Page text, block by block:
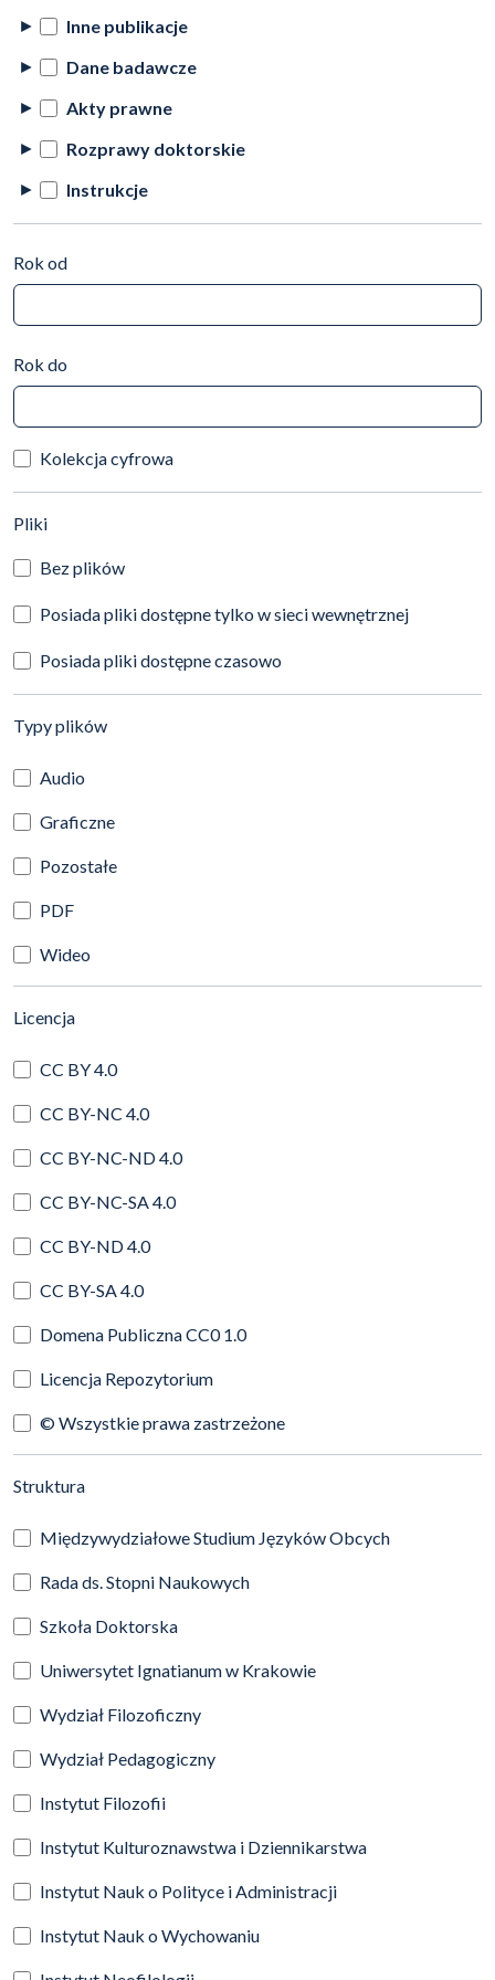
Inne publikacje
Dane badawcze
Akty prawne
Rozprawy doktorskie
Instrukcje
Rok od
Rok do
Kolekcja cyfrowa
Pliki(automatyczne przeładowanie treści)
Bez plików
Posiada pliki dostępne tylko w sieci wewnętrznej
Posiada pliki dostępne czasowo
Typy plików(automatyczne przeładowanie treści)
Audio
Graficzne
Pozostałe
PDF
Wideo
Licencja(automatyczne przeładowanie treści)
CC BY 4.0
CC BY-NC 4.0
CC BY-NC-ND 4.0
CC BY-NC-SA 4.0
CC BY-ND 4.0
CC BY-SA 4.0
Domena Publiczna CC0 1.0
Licencja Repozytorium
© Wszystkie prawa zastrzeżone
Struktura(automatyczne przeładowanie treści)
Międzywydziałowe Studium Języków Obcych
Rada ds. Stopni Naukowych
Szkoła Doktorska
Uniwersytet Ignatianum w Krakowie
Wydział Filozoficzny
Wydział Pedagogiczny
Instytut Filozofii
Instytut Kulturoznawstwa i Dziennikarstwa
Instytut Nauk o Polityce i Administracji
Instytut Nauk o Wychowaniu